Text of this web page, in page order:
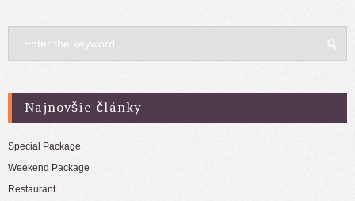
Najnovšie články
Special Package
Weekend Package
Restaurant